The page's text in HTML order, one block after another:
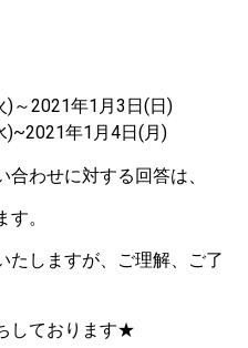
～2021年1月3日(日)
年1月4日(月)
わせに対する回答は、
。
たしますが、ご理解、ご了
しております★